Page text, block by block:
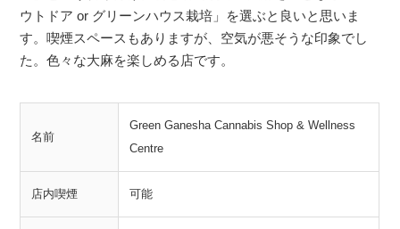
ウトドア or グリーンハウス栽培」を選ぶと良いと思いま
す。喫煙スペースもありますが、空気が悪そうな印象でし
た。色々な大麻を楽しめる店です。
名前
Green Ganesha Cannabis Shop & Wellness
Centre
店内喫煙 可能